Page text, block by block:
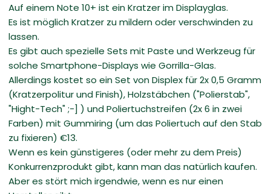
Auf einem Note 10+ ist ein Kratzer im Displayglas.
Es ist möglich Kratzer zu mildern oder verschwinden zu
lassen.
Es gibt auch spezielle Sets mit Paste und Werkzeug für
solche Smartphone-Displays wie Gorrilla-Glas.
Allerdings kostet so ein Set von Displex für 2x 0,5 Gramm
(Kratzerpolitur und Finish), Holzstäbchen ("Polierstab",
"Hight-Tech" ;-] ) und Poliertuchstreifen (2x 6 in zwei
Farben) mit Gummiring (um das Poliertuch auf den Stab
zu fixieren) €13.
Wenn es kein günstigeres (oder mehr zu dem Preis)
Konkurrenzprodukt gibt, kann man das natürlich kaufen.
Aber es stört mich irgendwie, wenn es nur einen